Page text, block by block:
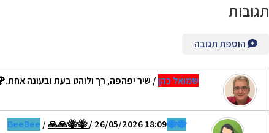
תגובות
הוספת תגובה
שמואל כהן/שיר יפהפה, רך ולוהט בעת ובעונה
🐝🐝BeeBee
/🙏🙏🐝🐝/ 26/05/2026 18:09